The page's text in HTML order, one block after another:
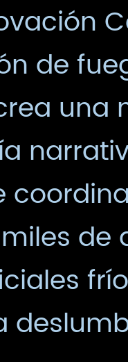
de
una
de